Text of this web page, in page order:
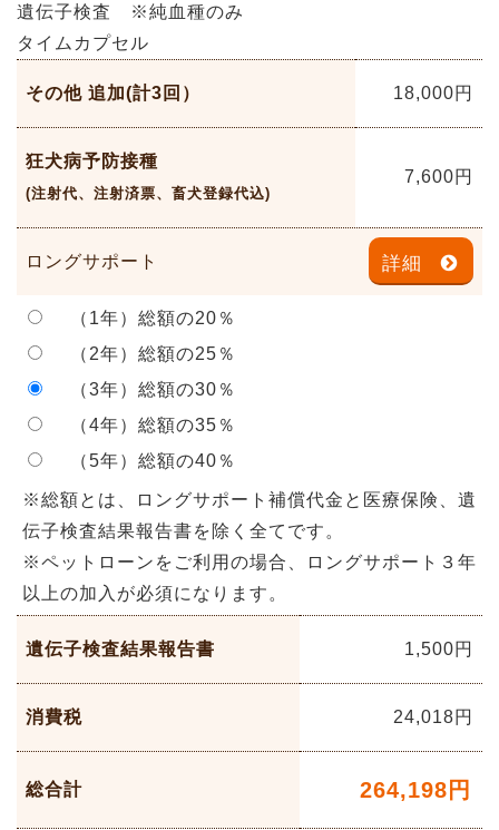
遺伝子検査 ※純血種のみ
タイムカプセル
その他 追加(計3回） 18,000円
狂犬病予防接種
(注射代、注射済票、畜犬登録代込)
7,600円
ロングサポート 詳細
（1年）総額の20％
（2年）総額の25％
（3年）総額の30％
（4年）総額の35％
（5年）総額の40％
※総額とは、ロングサポート補償代金と医療保険、遺
伝子検査結果報告書を除く全てです。
※ペットローンをご利用の場合、ロングサポート３年
以上の加入が必須になります。
遺伝子検査結果報告書 1,500円
消費税 24,018円
総合計 264,198 円